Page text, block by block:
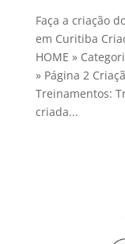
Faça a criação
em Curitiba
HOME »
» Página 2
Treinamentos:
criada...